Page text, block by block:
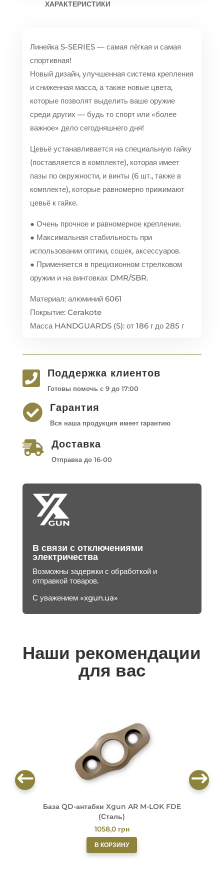
ХАРАКТЕРИСТИКИ
Линейка S-SERIES — самая лёгкая и самая
спортивная!
Новый дизайн, улучшенная система крепления
и сниженная масса, а также новые цвета,
которые позволят выделить ваше оружие
среди других — будь то спорт или «более
важное» дело сегодняшнего дня!
Цевьё устанавливается на специальную гайку
(поставляется в комплекте), которая имеет
пазы по окружности, и винты (6 шт., также в
комплекте), которые равномерно прижимают
цевьё к гайке.
● Очень прочное и равномерное крепление.
● Максимальная стабильность при
использовании оптики, сошек, аксессуаров.
● Применяется в прецизионном стрелковом
оружии и на винтовках DMR/SBR.
Материал: алюминий 6061
Покрытие: Cerakote
Масса HANDGUARDS (S): от 186 г до 285 г
 Поддержка клиентов
Готовы помочь с 9 до 17:00
 Гарантия
Вся наша продукция имеет гарантию
 Доставка
Отправка до 16-00
В связи с отключениями
электричества
Возможны задержки с обработкой и
отправкой товаров.
С уважением «xgun.ua»
Наши рекомендации
для вас
База QD-антабки Xgun AR M-LOK FDE
(Сталь)
1058,0 грн
В КОРЗИНУ